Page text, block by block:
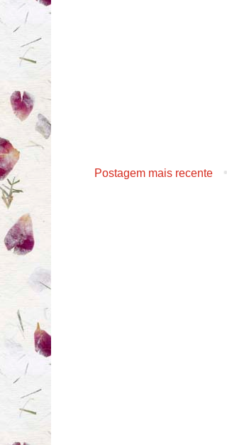
Postagem mais recente